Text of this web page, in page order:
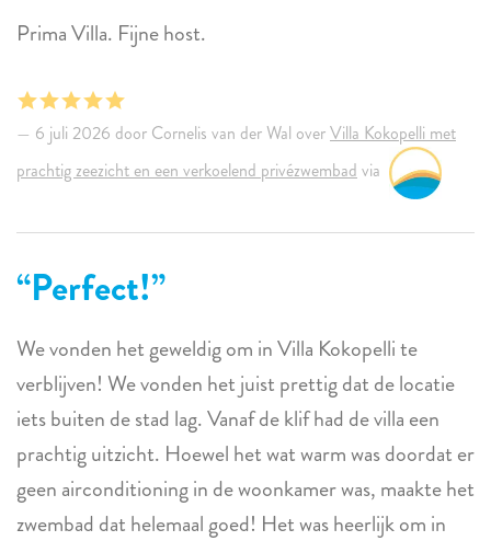
Prima Villa. Fijne host.
6 juli 2026 door Cornelis van der Wal overVilla Kokopelli met
prachtig zeezicht en een verkoelend privézwembad via
Perfect!
We vonden het geweldig om in Villa Kokopelli te
verblijven! We vonden het juist prettig dat de locatie
iets buiten de stad lag. Vanaf de klif had de villa een
prachtig uitzicht. Hoewel het wat warm was doordat er
geen airconditioning in de woonkamer was, maakte het
zwembad dat helemaal goed! Het was heerlijk om in